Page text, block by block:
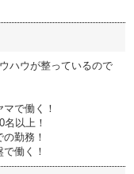
ハウが整っているので
で働く！
以上！
勤務！
働く！